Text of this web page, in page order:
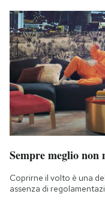
Sempre meglio
Coprirne il volto è una
assenza di